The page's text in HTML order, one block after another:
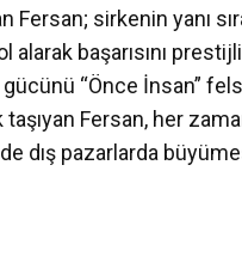
Fersan; sirkenin yanı
başarısını
“Önce İnsan”
Fersan, her
dış pazarlarda